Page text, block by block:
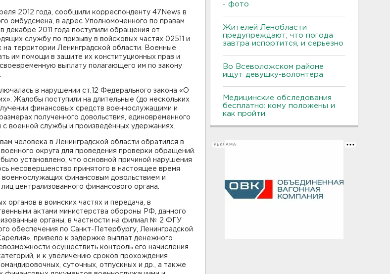
2012 года, сообщили корреспонденту 47News в
омбудсмена, в адрес Уполномоченного по правам
декабре 2011 года поступили обращения от
службу по призыву в войсковых частях 02511 и
на территории Ленинградской области. Военные
им помощи в защите их конституционных прав и
выплату полагающего им по закону
в нарушении ст.12 Федерального закона «О
Жалобы поступили на длительные (до нескольких
финансовых средств военнослужащими и
полученного довольствия, единовременного
с военной службы и произведённых удержаниях.
человека в Ленинградской области обратился в
округа для проведения проверки обращений.
установлено, что основной причиной нарушения
несовершенство принятого в настоящее время
военнослужащих финансовым довольствием и
централизованного финансового органа.
органов в воинских частях и передача, в
актами министерства обороны РФ, данного
органы, в частности на филиал № 2 ФГУ
обеспечения по Санкт-Петербургу, Ленинградской
привело к задержке выплат денежного
осуществить контроль его начисления
и к увеличению сроков прохождения
суточных, отпускных и др., а также
- фото
Жителей Ленобласти
предупреждают, что погода
завтра испортится, и серьезно
Во Всеволожском районе
ищут девушку-волонтера
Медицинские обследования
бесплатно: кому положены и
как пройти
РЕКЛАМА